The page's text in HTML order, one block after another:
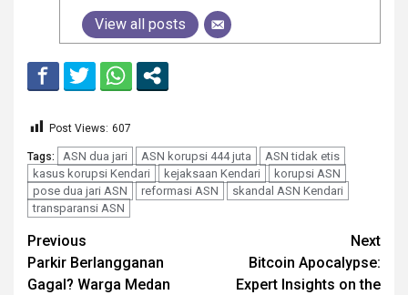
View all posts
Post Views: 607
Tags: ASN dua jari ASN korupsi 444 juta
ASN tidak etis
kasus korupsi Kendari
kejaksaan Kendari
korupsi ASN
pose dua jari ASN
reformasi ASN
skandal ASN Kendari
transparansi ASN
Continue
Reading
Previous
Parkir Berlangganan
Gagal? Warga Medan
Next
Bitcoin Apocalypse:
Expert Insights on the